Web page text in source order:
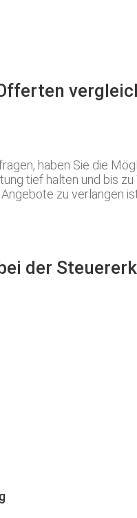
haben Sie die
tief halten und bis
zu verlangen
der